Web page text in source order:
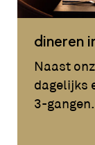
dineren
Naast
dagelijks
3-gangen.